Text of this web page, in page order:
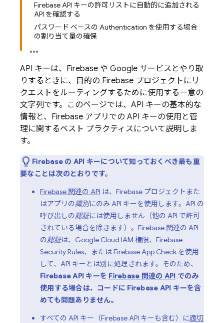
Firebase API キーの許可リストに自動的に追加される
API を確認する
パスワード ベースの Authentication を使用する場合
の割り当て量の確保
API キーは、Firebase や Google サービスとやり取
りするときに、目的の Firebase プロジェクトにリ
クエストをルーティングするために使用する一意の
文字列です。このページでは、API キーの基本的な
情報と、Firebase アプリでの API キーの使用と管
理に関するベスト プラクティスについて説明しま
す。
Firebase の API キーについて知っておくべき最も重
要なことは次のとおりです。
Firebase 関連の API は、Firebase プロジェクトまた
はアプリの識別にのみ API キーを使用します。API の
呼び出しの認証には使用しません（他の API で許可
されている場合を除きます）。Firebase 関連の API
の認証は、 Google Cloud IAM 権限、 Firebase
Security Rules、またはFirebase App Check を使用
して、API キーとは別に処理されます。そのため、
Firebase API キーを Firebase 関連の API でのみ
使用する場合は、コードに Firebase API キーを含
めても問題ありません。
すべての API キー（Firebase API キーも含む）に適切